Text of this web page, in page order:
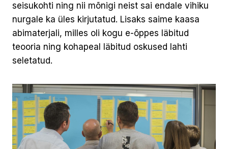
seisukohti ning nii mõnigi neist sai endale vihiku
nurgale ka üles kirjutatud. Lisaks saime kaasa
abimaterjali, milles oli kogu e-õppes läbitud
teooria ning kohapeal läbitud oskused lahti
seletatud.